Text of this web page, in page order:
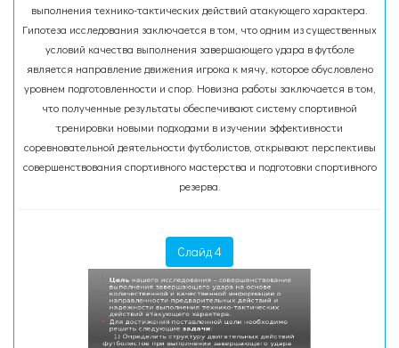
выполнения технико-тактических действий атакующего характера.
Гипотеза исследования заключается в том, что одним из существенных
условий качества выполнения завершающего удара в футболе
является направление движения игрока к мячу, которое обусловлено
уровнем подготовленности и спор. Новизна работы заключается в том,
что полученные результаты обеспечивают систему спортивной
тренировки новыми подходами в изучении эффективности
соревновательной деятельности футболистов, открывают перспективы
совершенствования спортивного мастерства и подготовки спортивного
резерва.
Слайд 4